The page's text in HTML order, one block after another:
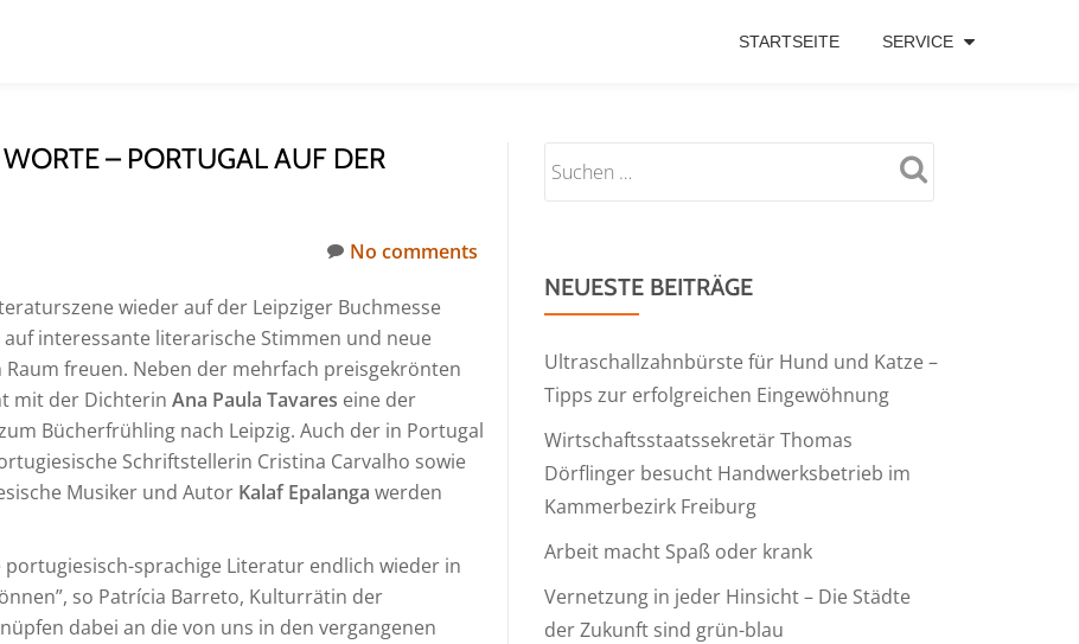
STARTSEITE SERVICE
– PORTUGAL AUF DER
No comments
wieder auf der Leipziger Buchmesse
interessante literarische Stimmen und neue
freuen. Neben der mehrfach preisgekrönten
mit der Dichterin Ana Paula Tavares eine der
Bücherfrühling nach Leipzig. Auch der in Portugal
Schriftstellerin Cristina Carvalho sowie
Musiker und Autor Kalaf Epalanga werden
portugiesisch-sprachige Literatur endlich wieder in
so Patrícia Barreto, Kulturrätin der
dabei an die von uns in den vergangenen
NEUESTE BEITRÄGE
Ultraschallzahnbürste für Hund und Katze –
Tipps zur erfolgreichen Eingewöhnung
Wirtschaftsstaatssekretär Thomas
Dörflinger besucht Handwerksbetrieb im
Kammerbezirk Freiburg
Arbeit macht Spaß oder krank
Vernetzung in jeder Hinsicht – Die Städte
der Zukunft sind grün-blau